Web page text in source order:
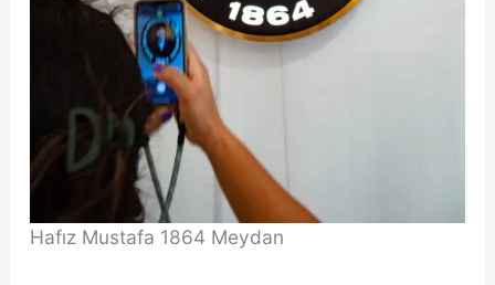
Hafız Mustafa 1864 Meydan